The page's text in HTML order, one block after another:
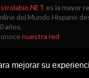
mejorar su
es la mayor
del Mundo Hispano
años.
nuestra red
© 1998 -2026